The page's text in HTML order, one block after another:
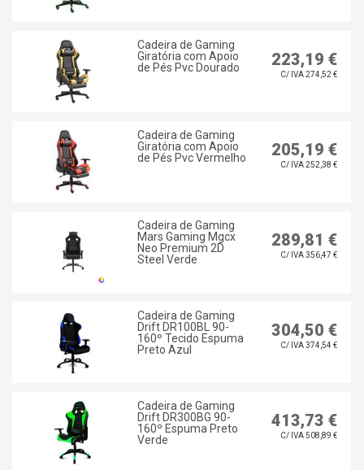
Cadeira de Gaming
Giratória com Apoio
de Pés Pvc Dourado
223,19 €
C/ IVA 274,52 €
Cadeira de Gaming
Giratória com Apoio
de Pés Pvc Vermelho
205,19 €
C/ IVA 252,38 €
Cadeira de Gaming
Mars Gaming Mgcx
Neo Premium 2D
Steel Verde
289,81 €
C/ IVA 356,47 €
Cadeira de Gaming
Drift DR100BL 90-
160º Tecido Espuma
Preto Azul
304,50 €
C/ IVA 374,54 €
Cadeira de Gaming
Drift DR300BG 90-
160º Espuma Preto
Verde
413,73 €
C/ IVA 508,89 €